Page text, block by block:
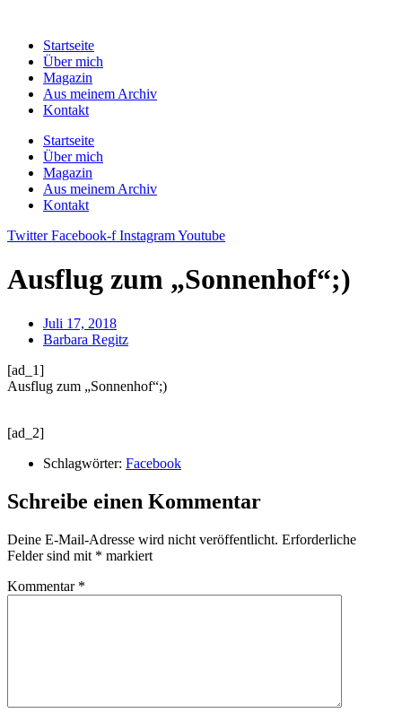
springenStartseite
Über mich
Magazin
Aus meinem Archiv
Kontakt
Startseite
Über mich
Magazin
Aus meinem Archiv
Kontakt
Twitter Facebook-f InstagramYoutube
Ausflug zum „Sonnenhof“;)
Juli 17, 2018
Barbara Regitz
[ad_1]
Ausflug zum „Sonnenhof“;)
[ad_2]
Schlagwörter: Facebook
Schreibe einen Kommentar
Deine E-Mail-Adresse wird nicht veröffentlicht. Erforderliche
Felder sind mit * markiert
Kommentar *